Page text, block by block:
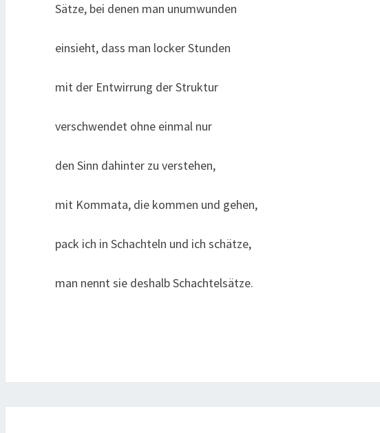
Sätze, bei denen man unumwunden
einsieht, dass man locker Stunden
mit der Entwirrung der Struktur
verschwendet ohne einmal nur
den Sinn dahinter zu verstehen,
mit Kommata, die kommen und gehen,
pack ich in Schachteln und ich schätze,
man nennt sie deshalb Schachtelsätze.